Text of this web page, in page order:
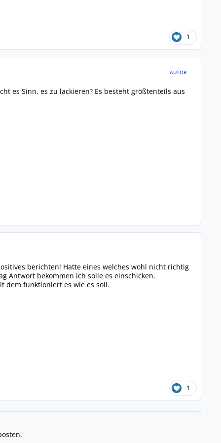
1
AUTOR
es Sinn, es zu lackieren? Es besteht größtenteils aus
berichten! Hatte eines welches wohl nicht richtig
Antwort bekommen ich solle es einschicken.
dem funktioniert es wie es soll.
1